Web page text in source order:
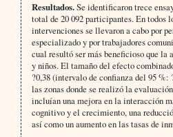
Resultados.Se identificaron trece
total de 20 092 participantes. En todos
intervenciones se llevaron a cabo por
especializado y por trabajadores
cual resultó ser más beneficioso que la
y niños. El tamaño del efecto
?0,38 (intervalo de confianza del 95 %:
las zonas donde se realizó la
incluían una mejora en la interacción
cognitivo y el crecimiento, una
así como un aumento en las tasas de